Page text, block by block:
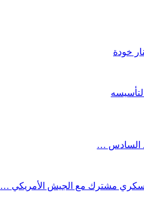
خودة
السادس …
مشترك مع الجيش الأمريكي …